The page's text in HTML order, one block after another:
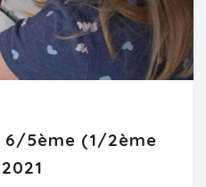
6/5ème (1/2ème